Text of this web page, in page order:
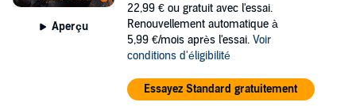
Aperçu
22,99 € ou gratuit avec l'essai.
Renouvellement automatique à
5,99 €/mois après l'essai. Voir
conditions d'éligibilité
Essayez Standard gratuitement